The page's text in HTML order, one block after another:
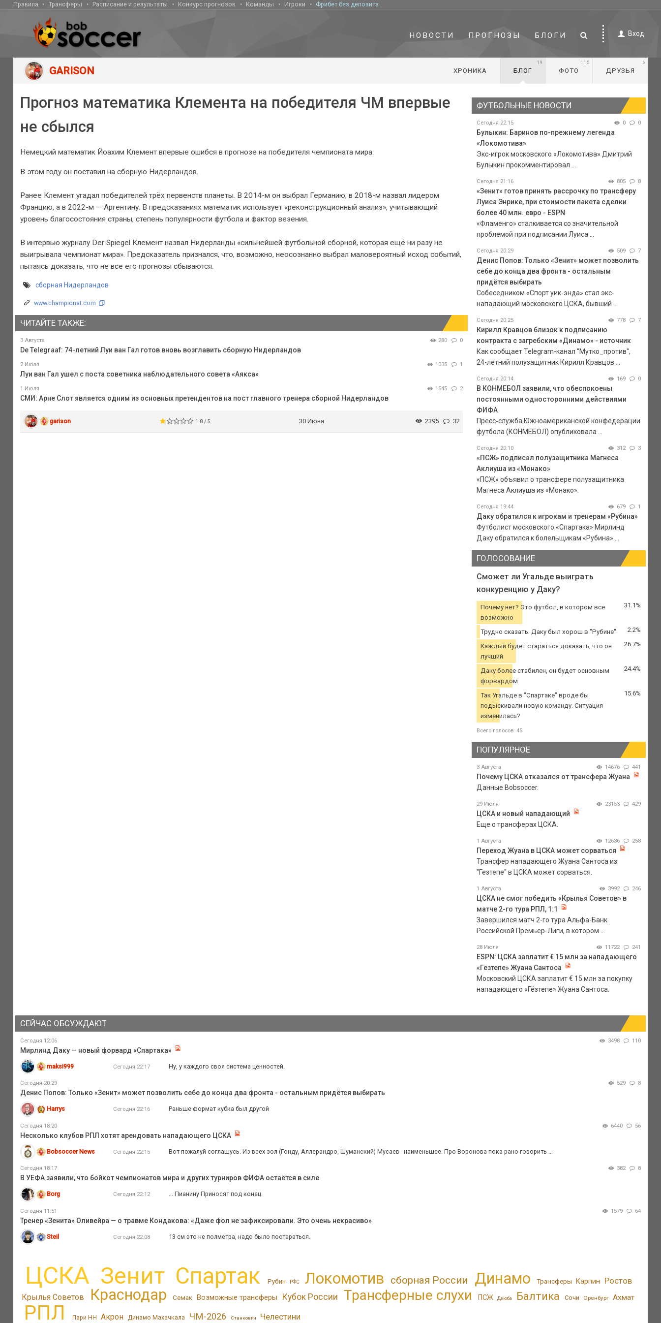
Правила Трансферы Расписание и результаты Конкурс прогнозов Команды Игроки Фрибет без депозита
НОВОСТИ ПРОГНОЗЫ БЛОГИ Вход
GARISON ХРОНИКА БЛОГ
19
ФОТО
115
ДРУЗЬЯ
6
Прогноз математика Клемента на победителя ЧМ впервые
не сбылся
Немецкий математик Йоахим Клемент впервые ошибся в прогнозе на победителя чемпионата мира.
В этом году он поставил на сборную Нидерландов.
Ранее Клемент угадал победителей трёх первенств планеты. В 2014-м он выбрал Германию, в 2018-м назвал лидером
Францию, а в 2022-м — Аргентину. В предсказаниях математик использует «реконструкционный анализ», учитывающий
уровень благосостояния страны, степень популярности футбола и фактор везения.
В интервью журналу Der Spiegel Клемент назвал Нидерланды «сильнейшей футбольной сборной, которая ещё ни разу не
выигрывала чемпионат мира». Предсказатель признался, что, возможно, неосознанно выбрал маловероятный исход событий,
пытаясь доказать, что не все его прогнозы сбываются.
сборная Нидерландов
www.championat.com
ЧИТАЙТЕ ТАКЖЕ:
3 Августа 280 0
De Telegraaf: 74-летний Луи ван Гал готов вновь возглавить сборную Нидерландов
2 Июля 1035 1
Луи ван Гал ушел с поста советника наблюдательного совета «Аякса»
1 Июля 1545 2
СМИ: Арне Слот является одним из основных претендентов на пост главного тренера сборной Нидерландов
garison 1.8 / 5 30 Июня 2395 32
ФУТБОЛЬНЫЕ НОВОСТИ
Сегодня 22:15 0 0
Булыкин: Баринов по-прежнему легенда
«Локомотива»
Экс-игрок московского «Локомотива» Дмитрий
Булыкин прокомментировал ...
Сегодня 21:16 805 8
«Зенит» готов принять рассрочку по трансферу
Луиса Энрике, при стоимости пакета сделки
более 40 млн. евро - ESPN
«Фламенго» сталкивается со значительной
проблемой при подписании Луиса ...
Сегодня 20:29 509 7
Денис Попов: Только «Зенит» может позволить
себе до конца два фронта - остальным
придётся выбирать
Собеседником «Спорт уик-энда» стал экс-
нападающий московского ЦСКА, бывший ...
Сегодня 20:25 778 7
Кирилл Кравцов близок к подписанию
контракта с загребским «Динамо» - источник
Как сообщает Telegram-канал "Мутко_против",
24-летний полузащитник Кирилл Кравцов ...
Сегодня 20:14 169 0
В КОНМЕБОЛ заявили, что обеспокоены
постоянными односторонними действиями
ФИФА
Пресс‑служба Южноамериканской конфедерации
футбола (КОНМЕБОЛ) опубликовала ...
Сегодня 20:10 312 3
«ПСЖ» подписал полузащитника Магнеса
Аклиуша из «Монако»
«ПСЖ» объявил о трансфере полузащитника
Магнеса Аклиуша из «Монако».
Сегодня 19:44 679 1
Даку обратился к игрокам и тренерам «Рубина»
Футболист московского «Спартака» Мирлинд
Даку обратился к болельщикам «Рубина» ...
ГОЛОСОВАНИЕ
Сможет ли Угальде выиграть
конкуренцию у Даку?
Почему нет? Это футбол, в котором все
возможно
31.1%
Трудно сказать. Даку был хорош в "Рубине" 2.2%
Каждый будет стараться доказать, что он
лучший
26.7%
Даку более стабилен, он будет основным
форвардом
24.4%
Так Угальде в "Спартаке" вроде бы
подыскивали новую команду. Ситуация
изменилась?
15.6%
Всего голосов: 45
ПОПУЛЯРНОЕ
3 Августа 14676 441
Почему ЦСКА отказался от трансфера Жуана
Данные Bobsoccer.
29 Июля 23153 429
ЦСКА и новый нападающий
Еще о трансферах ЦСКА.
1 Августа 12636 258
Переход Жуана в ЦСКА может сорваться
Трансфер нападающего Жуана Сантоса из
"Гезтепе" в ЦСКА может сорваться.
1 Августа 3992 246
ЦСКА не смог победить «Крылья Советов» в
матче 2-го тура РПЛ, 1:1
Завершился матч 2-го тура Альфа-Банк
Российской Премьер-Лиги, в котором ...
28 Июля 11722 241
ESPN: ЦСКА заплатит € 15 млн за нападающего
«Гёзтепе» Жуана Сантоса
Московский ЦСКА заплатит € 15 млн за покупку
нападающего «Гёзтепе» Жуана Сантоса.
СЕЙЧАС ОБСУЖДАЮТ
Сегодня 12:06 3498 110
Мирлинд Даку — новый форвард «Спартака»
maksi999 Сегодня 22:17 Ну, у каждого своя система ценностей.
Сегодня 20:29 529 8
Денис Попов: Только «Зенит» может позволить себе до конца два фронта - остальным придётся выбирать
Harrys Сегодня 22:16 Раньше формат кубка был другой
Сегодня 18:20 6440 56
Несколько клубов РПЛ хотят арендовать нападающего ЦСКА
Bobsoccer News Сегодня 22:15 Вот пожалуй соглашусь. Из всех зол (Гонду, Аллерандро, Шуманский) Мусаев - наименьшее. Про Воронова пока рано говорить ...
Сегодня 18:17 382 8
В УЕФА заявили, что бойкот чемпионатов мира и других турниров ФИФА остаётся в силе
Borg Сегодня 22:12 ... Пианину Приносят под конец.
Сегодня 11:51 1579 64
Тренер «Зенита» Оливейра — о травме Кондакова: «Даже фол не зафиксировали. Это очень некрасиво»
Steil Сегодня 22:08 13 см это не полметра, надо было постараться.
ЦСКА Зенит Спартак Рубин РФС Локомотив сборная России Динамо Трансферы Карпин Ростов
Крылья Советов Краснодар Семак Возможные трансферы Кубок России Трансферные слухи ПСЖ Дзюба Балтика Сочи Оренбург Ахмат
РПЛ Пари НН Акрон Динамо Махачкала ЧМ-2026 Станкович Челестини